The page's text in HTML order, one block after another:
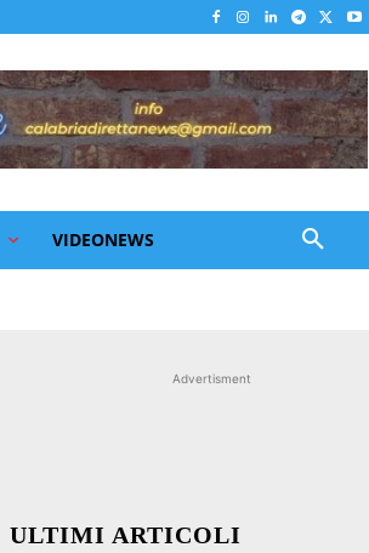
VIDEONEWS
Advertisment
ULTIMI ARTICOLI